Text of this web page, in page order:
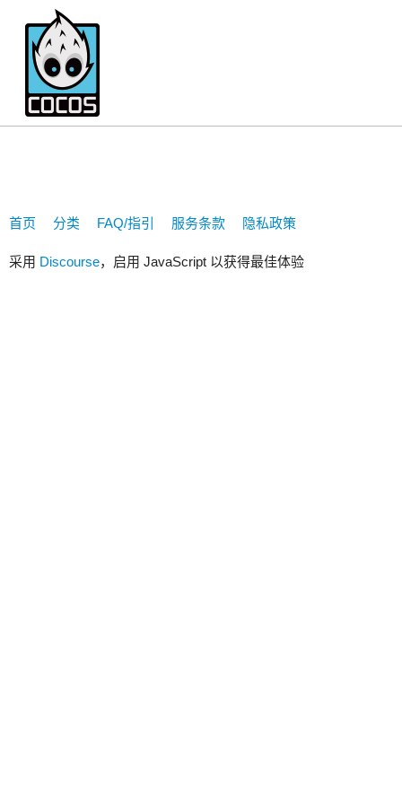
t99t99t99
首页 分类 FAQ/指引 服务条款 隐私政策
采用 Discourse，启用 JavaScript 以获得最佳体验